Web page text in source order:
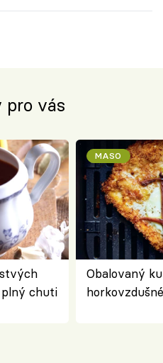
pro vás
chuti
MASO
Obalovaný